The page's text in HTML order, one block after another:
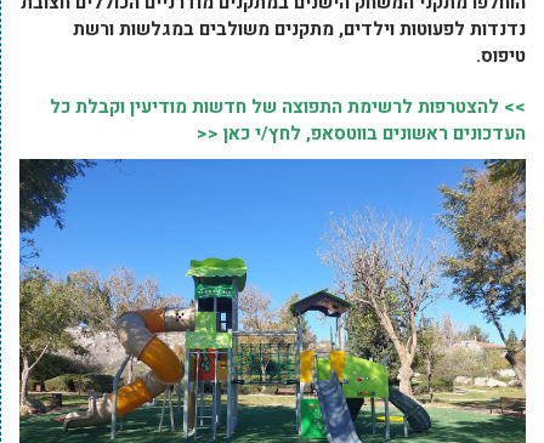
נדנדות לפעוטות וילדים, מתקנים משולבים במגלשות ורשת
טיפוס.
>> להצטרפות לרשימת התפוצה של חדשות מודיעין וקבלת כל
העדכונים ראשונים בווטסאפ, לחץ/י כאן <<